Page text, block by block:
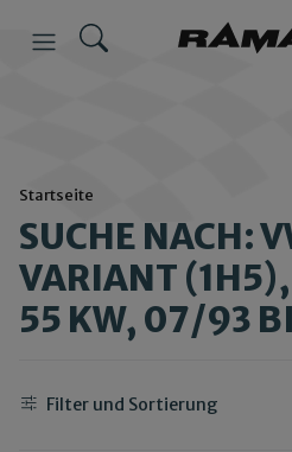
Startseite
SUCHE NACH:
VARIANT
55 KW, 07/93
Filter und Sortierung